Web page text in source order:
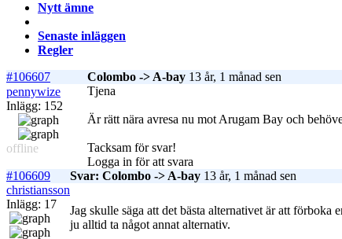
Nytt ämne
Senaste inläggen
Regler
#106607
Colombo -> A-bay 13 år, 1 månad sen
pennywize
Inlägg: 152
offline
Tjena
Är rätt nära avresa nu mot Arugam Bay och
Tacksam för svar!
Logga in för att svara
#106609
Svar: Colombo -> A-bay 13 år, 1 månad sen
christiansson
Inlägg: 17
Jag skulle säga att det bästa alternativet är att
ju alltid ta något annat alternativ.